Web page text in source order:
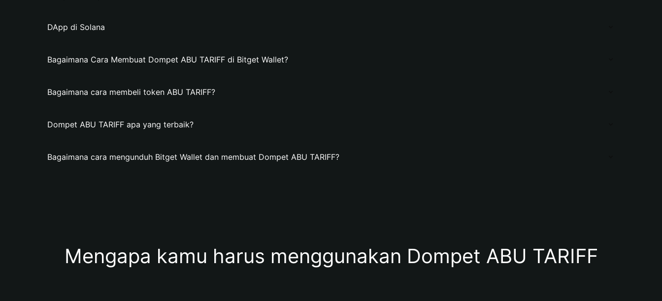
DApp di Solana
Bagaimana Cara Membuat Dompet ABU TARIFF di Bitget Wallet?
Bagaimana cara membeli token ABU TARIFF?
Dompet ABU TARIFF apa yang terbaik?
Bagaimana cara mengunduh Bitget Wallet dan membuat Dompet ABU TARIFF?
Mengapa kamu harus menggunakan Dompet ABU TARIFF